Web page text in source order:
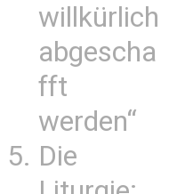
willkürlich
abgescha
fft
werden“
Die